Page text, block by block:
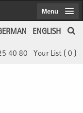
ENGLISH
Your List ( 0 )
40 80
Menu